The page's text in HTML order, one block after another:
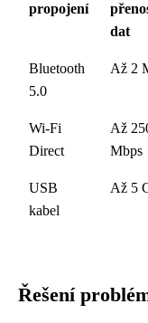
propojení
dat
Bluetooth
5.0
Až 2
Wi-Fi
Direct
Až
Mbps
USB
kabel
Až 5
Řešení